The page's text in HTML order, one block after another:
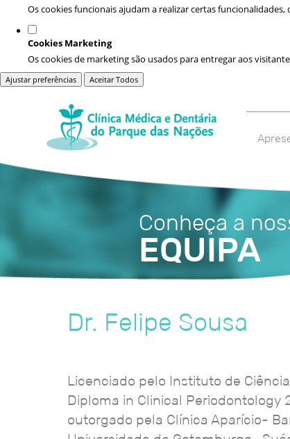
Os cookies funcionais ajudam a realizar certas
Cookies Marketing
Os cookies de marketing são usados para entregar aos
Ajustar preferências
Aceitar Todos
Conheça a
EQUIPA
Dr. Felipe Sousa
Licenciado pelo Instituto de
Diploma in Clinical Periodontology
outorgado pela Clínica Aparício-